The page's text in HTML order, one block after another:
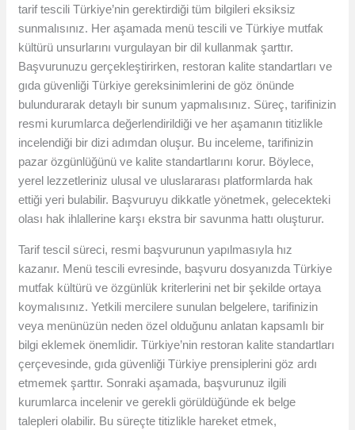
tarif tescili Türkiye’nin gerektirdiği tüm bilgileri eksiksiz
sunmalısınız. Her aşamada menü tescili ve Türkiye mutfak
kültürü unsurlarını vurgulayan bir dil kullanmak şarttır.
Başvurunuzu gerçekleştirirken, restoran kalite standartları ve
gıda güvenliği Türkiye gereksinimlerini de göz önünde
bulundurarak detaylı bir sunum yapmalısınız. Süreç, tarifinizin
resmi kurumlarca değerlendirildiği ve her aşamanın titizlikle
incelendiği bir dizi adımdan oluşur. Bu inceleme, tarifinizin
pazar özgünlüğünü ve kalite standartlarını korur. Böylece,
yerel lezzetleriniz ulusal ve uluslararası platformlarda hak
ettiği yeri bulabilir. Başvuruyu dikkatle yönetmek, gelecekteki
olası hak ihlallerine karşı ekstra bir savunma hattı oluşturur.
Tarif tescil süreci, resmi başvurunun yapılmasıyla hız
kazanır. Menü tescili evresinde, başvuru dosyanızda Türkiye
mutfak kültürü ve özgünlük kriterlerini net bir şekilde ortaya
koymalısınız. Yetkili mercilere sunulan belgelere, tarifinizin
veya menünüzün neden özel olduğunu anlatan kapsamlı bir
bilgi eklemek önemlidir. Türkiye’nin restoran kalite standartları
çerçevesinde, gıda güvenliği Türkiye prensiplerini göz ardı
etmemek şarttır. Sonraki aşamada, başvurunuz ilgili
kurumlarca incelenir ve gerekli görüldüğünde ek belge
talepleri olabilir. Bu süreçte titizlikle hareket etmek,